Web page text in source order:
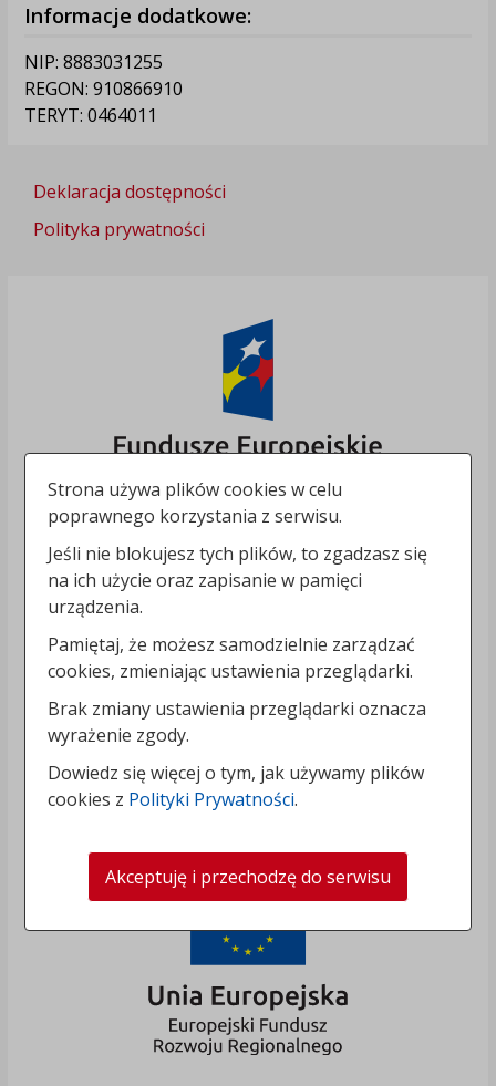
Informacje dodatkowe:
NIP: 8883031255
REGON: 910866910
TERYT: 0464011
Deklaracja dostępności
Polityka prywatności
Strona używa plików cookies w celu
poprawnego korzystania z serwisu.
Jeśli nie blokujesz tych plików, to zgadzasz się
na ich użycie oraz zapisanie w pamięci
urządzenia.
Pamiętaj, że możesz samodzielnie zarządzać
cookies, zmieniając ustawienia przeglądarki.
Brak zmiany ustawienia przeglądarki oznacza
wyrażenie zgody.
Dowiedz się więcej o tym, jak używamy plików
cookies z Polityki Prywatności.
Akceptuję i przechodzę do serwisu